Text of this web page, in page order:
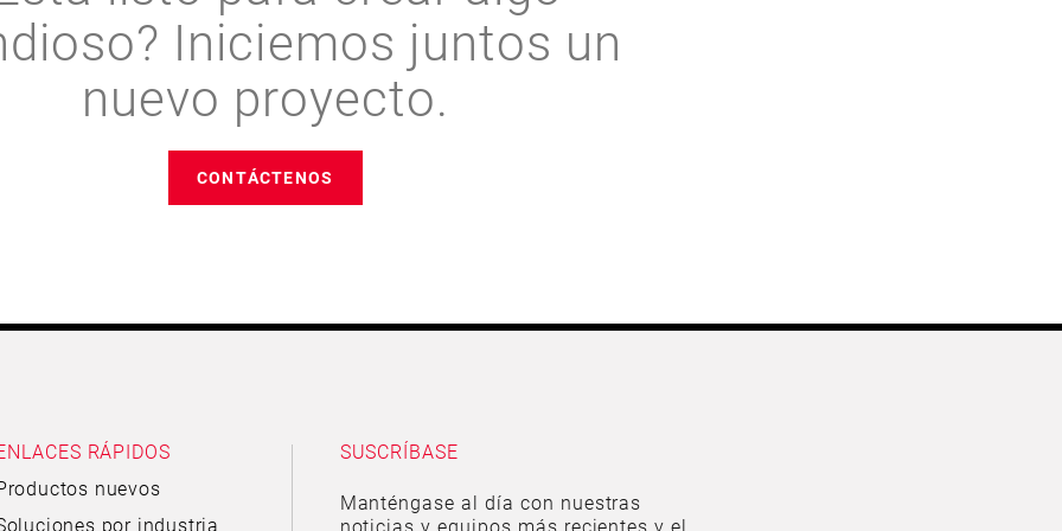
Iniciemos juntos un
nuevo proyecto.
CONTÁCTENOS
RÁPIDOS
nuevos
por industria
SUSCRÍBASE
Manténgase al día con nuestras
noticias y equipos más recientes y el